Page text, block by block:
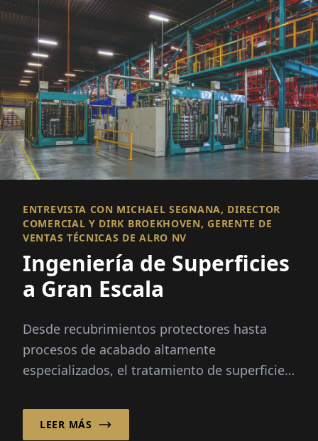
ENTREVISTA CON MICHAEL SEGNANA, DIRECTOR
COMERCIAL Y DIRK BROEKHOVEN, GERENTE DE
VENTAS TÉCNICAS DE ALRO NV
Ingeniería de Superficies
a Gran Escala
Desde recubrimientos protectores hasta
procesos de acabado altamente
especializados, el tratamiento de superficies
decisivo en la fabricación moderna,
particularmente en el sector automotriz.
LEER MÁS